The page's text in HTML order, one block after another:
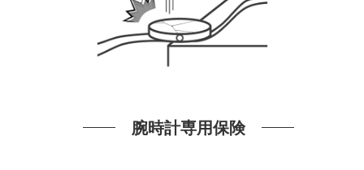
腕時計専用保険